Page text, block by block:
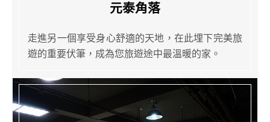
元泰角落
走進另一個享受身心舒適的天地，在此埋下完美旅
遊的重要伏筆，成為您旅遊途中最溫暖的家。